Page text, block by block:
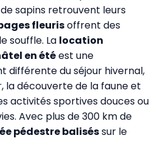
sapins retrouvent leurs
fleurisoffrent des
souffle. La location
en étéest une
différente du séjour hivernal,
la découverte de la faune et
activités sportives douces ou
Avec plus de 300 km de
pédestre baliséssur le